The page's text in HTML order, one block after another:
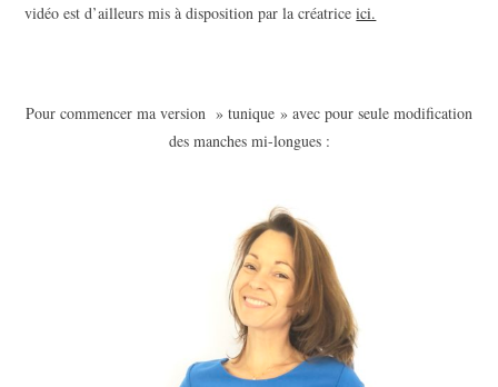
vidéo est d’ailleurs mis à disposition par la créatriceici.
Pour commencer ma version » tunique » avec pour seule modification
des manches mi-longues :